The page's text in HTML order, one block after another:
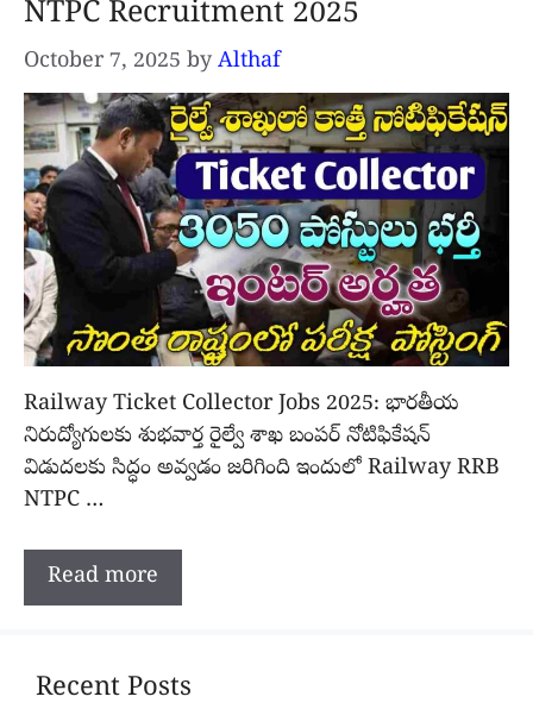
NTPC Recruitment 2025
October 7, 2025 by Althaf
Railway Ticket Collector Jobs 2025: భారతీయ
నిరుద్యోగులకు శుభవార్త రైల్వే శాఖ బంపర్ నోటిఫికేషన్
విడుదలకు సిద్ధం అవ్వడం జరిగింది ఇందులో Railway RRB
NTPC …
Read more
Recent Posts